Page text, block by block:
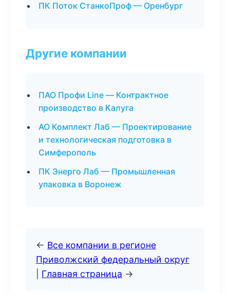
ПК Поток СтанкоПроф — Оренбург
Другие компании
ПАО Профи Line — Контрактное
производство в Калуга
АО Комплект Лаб — Проектирование
и технологическая подготовка в
Симферополь
ПК Энерго Лаб — Промышленная
упаковка в Воронеж
← Все компании в регионе
Приволжский федеральный округ
Главная страница →